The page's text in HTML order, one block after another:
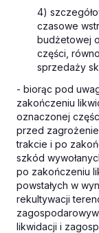
4)
czasowe
budżetowej
części,
sprzedaży
- biorąc pod
zakończeniu
oznaczonej
przed
trakcie i po
szkód
po zakończeniu
powstałych w
rekultywacji
likwidacji i